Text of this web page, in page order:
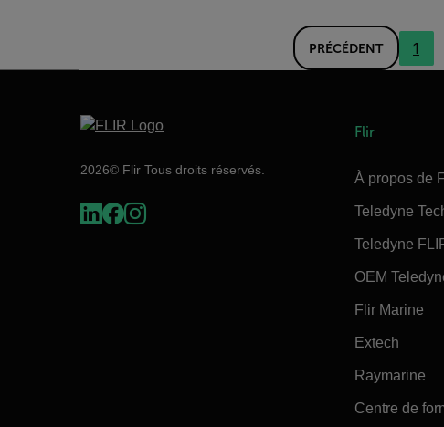
PRÉCÉDENT 1
2026© Flir Tous droits réservés.
Flir
À propos de
Teledyne
Teledyne
OEM
Flir Marine
Extech
Raymarine
Centre de